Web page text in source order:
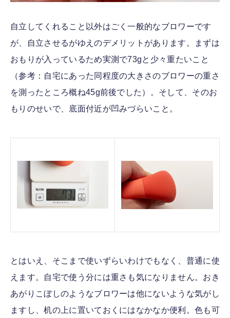
自立してくれること以外はごく一般的なブロワーです
が、自立させるがゆえのデメリットがあります。まずは
おもりが入っているため実測で73gと少々重たいこと
（参考：自宅にあった同程度の大きさのブロワーの重さ
を測ったところ概ね45g前後でした）。そして、そのお
もりのせいで、底面付近が凹みづらいこと。
とはいえ、そこまで使いずらいわけでもなく、普通に使
えます。自宅で使う分には重さも気になりません。おき
あがりこぼしのようなブロワーは他にないような気がし
ますし、机の上に置いておくにはなかなか便利。色も可